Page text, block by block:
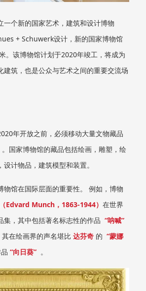
一个新的国家艺术，建筑和设计博物
+ Schuwerk设计，新的国家博物馆
。该博物馆计划于2020年竣工，将成为
建筑，也是公众与艺术之间的重要交流场
年开放之前，必须移动大量文物藏品
。国家博物馆的藏品包括绘画，雕塑，绘
计物品，建筑模型和装置。
物馆在国际层面的重要性。 例如，博物
Edvard Munch，1863-1944） 在世界
集，其中包括著名标志性的作品 “呐喊”
其在绘画界的声名堪比 达芬奇 的 “蒙娜
“向日葵” 。